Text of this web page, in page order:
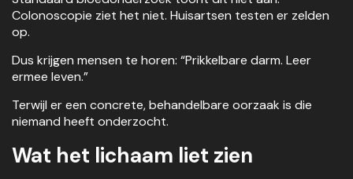
Colonoscopie ziet het niet. Huisartsen testen er zelden
op.
Dus krijgen mensen te horen: “Prikkelbare darm. Leer
ermee leven.”
Terwijl er een concrete, behandelbare oorzaak is die
niemand heeft onderzocht.
Wat het lichaam liet zien